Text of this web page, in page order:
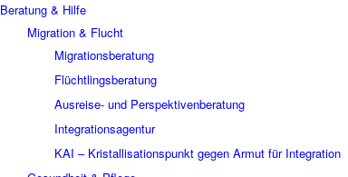
Beratung & Hilfe
Migration & Flucht
Migrationsberatung
Flüchtlingsberatung
Ausreise- und Perspektivenberatung
Integrationsagentur
KAI – Kristallisationspunkt gegen Armut für Integration